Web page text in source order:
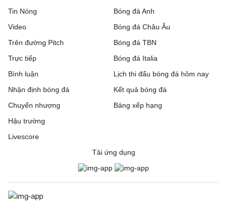
Tin Nóng
Video
Trên đường Pitch
Trực tiếp
Bóng đá Anh
Bóng đá Châu Âu
Bóng đá TBN
Bóng đá Italia
Bình luận
Nhận định bóng đá
Chuyển nhượng
Hậu trường
Livescore
Lịch thi đấu bóng đá hôm nay
Kết quả bóng đá
Bảng xếp hạng
Tải ứng dụng